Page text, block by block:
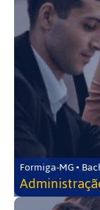
Formiga-MG •